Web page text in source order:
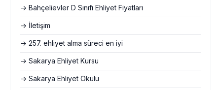
→ Bahçelievler D Sınıfı Ehliyet Fiyatları
→ İletişim
→ 257. ehliyet alma süreci en iyi
→ Sakarya Ehliyet Kursu
→ Sakarya Ehliyet Okulu